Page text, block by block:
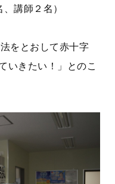
講師２名）
をとおして赤十字
いきたい！」とのこ